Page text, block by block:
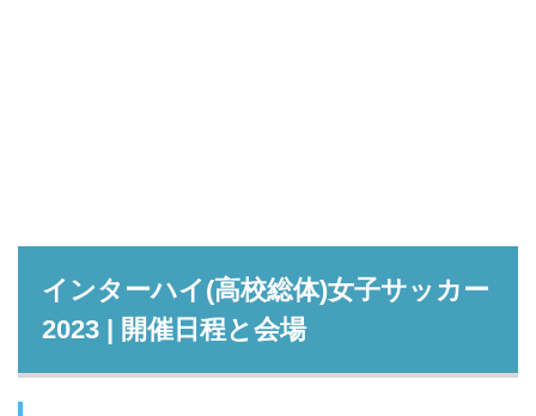
インターハイ(高校総体)女子サッカー
2023 | 開催日程と会場